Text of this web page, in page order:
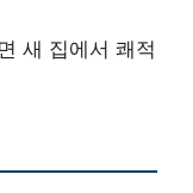
새 집에서 쾌적